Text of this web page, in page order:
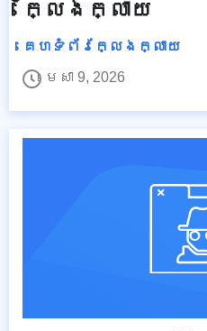
ក្លែងក្លាយ
គេហទំព័រក្លែងក្លាយ
មេសា 9, 2026